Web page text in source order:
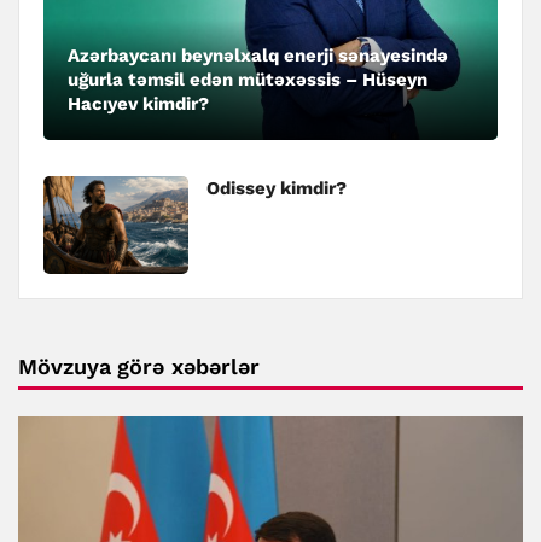
Azərbaycanı beynəlxalq enerji sənayesində
uğurla təmsil edən mütəxəssis – Hüseyn
Hacıyev kimdir?
Odissey kimdir?
Mövzuya görə xəbərlər